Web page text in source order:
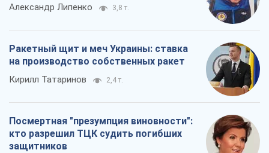
Александр Липенко 3,8 т.
Ракетный щит и меч Украины: ставка
на производство собственных ракет
Кирилл Татаринов 2,4 т.
Посмертная "презумпция виновности":
кто разрешил ТЦК судить погибших
защитников